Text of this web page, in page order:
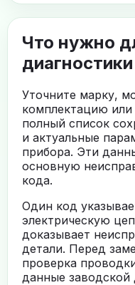
Что нужно
диагностики
Уточните марку,
комплектацию или
полный список
и актуальные
прибора. Эти
основную
кода.
Один код
электрическую
доказывает
детали. Перед
проверка
данные заводской